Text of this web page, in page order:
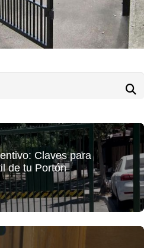
Claves para
de tu Portón